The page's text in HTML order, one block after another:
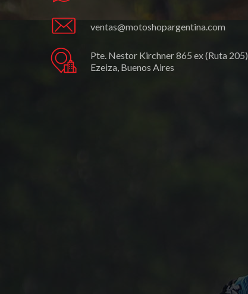
ventas@motoshopargentina.com
Pte. Nestor Kirchner 865 ex (Ruta 205)
Ezeiza, Buenos Aires